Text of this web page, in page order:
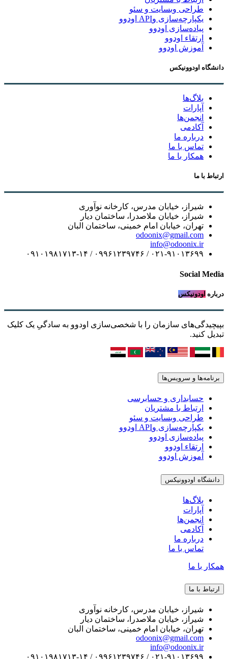
طراحی وبسایت و سئو
یکپارچه‌سازی وAPI اودوو
پیاده‌سازی اودوو
ارتقاء اودوو
آموزش اودوو
دانشگاه اودوونیکس
بلاگ‌ها
آپارات
انجمن‌ها
آکادمی
درباره ما
تماس با ما
همکار با ما
ارتباط با ما
شیراز، خیابان مدرس، کارخانه نوآوری
شیراز، خیابان ملاصدرا، ساختمان دیار
تهران، خیابان امام خمینی، ساختمان البان
odoonix@gmail.com
info@odoonix.ir
۰۲۱-۹۱۰۱۳۶۹۹ / ۰۹۹۶۱۲۳۹۷۴۶ / ۰۹۱۰۱۹۸۱۷۱۳-۱۴
Social Media
درباره اودونیکس
بپیچیدگی‌های سازمان را با شخصی‌سازی اودوو به سادگیِ یک کلیک
تبدیل کنید.
برنامه‌ها و سرویس‌ها
حسابداری و حسابرسی
ارتباط با مشتریان
طراحی وبسایت و سئو
یکپارچه‌سازی وAPI اودوو
پیاده‌سازی اودوو
ارتقاء اودوو
آموزش اودوو
دانشگاه اودوونیکس
بلاگ‌ها
آپارات
انجمن‌ها
آکادمی
درباره ما
تماس با ما
همکار با ما
ارتباط با ما
شیراز، خیابان مدرس، کارخانه نوآوری
شیراز، خیابان ملاصدرا، ساختمان دیار
تهران، خیابان امام خمینی، ساختمان البان
odoonix@gmail.com
info@odoonix.ir
۰۲۱-۹۱۰۱۳۶۹۹ / ۰۹۹۶۱۲۳۹۷۴۶ / ۰۹۱۰۱۹۸۱۷۱۳-۱۴